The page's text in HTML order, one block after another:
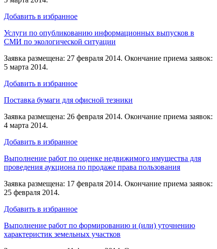
Добавить в избранное
Услуги по опубликованию информационных выпусков в
СМИ по экологической ситуации
Заявка размещена: 27 февраля 2014. Окончание приема заявок:
5 марта 2014.
Добавить в избранное
Поставка бумаги для офисной тезники
Заявка размещена: 26 февраля 2014. Окончание приема заявок:
4 марта 2014.
Добавить в избранное
Выполнение работ по оценке недвижимого имущества для
проведения аукциона по продаже права пользования
Заявка размещена: 17 февраля 2014. Окончание приема заявок:
25 февраля 2014.
Добавить в избранное
Выполнение работ по формированию и (или) уточнению
характеристик земельных участков